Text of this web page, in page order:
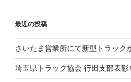
ビ
ー
シ
ョ
最近の投稿
さいたま営業所にて新型トラック
埼玉県トラック協会 行田支部表彰